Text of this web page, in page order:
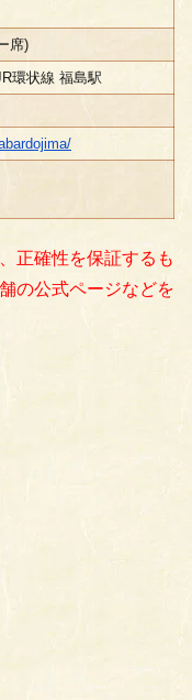
席)
環状線 福島駅
正確性を保証するも
の公式ページなどを